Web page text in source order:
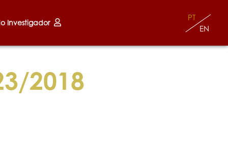
Investigador
EN
PT
2018